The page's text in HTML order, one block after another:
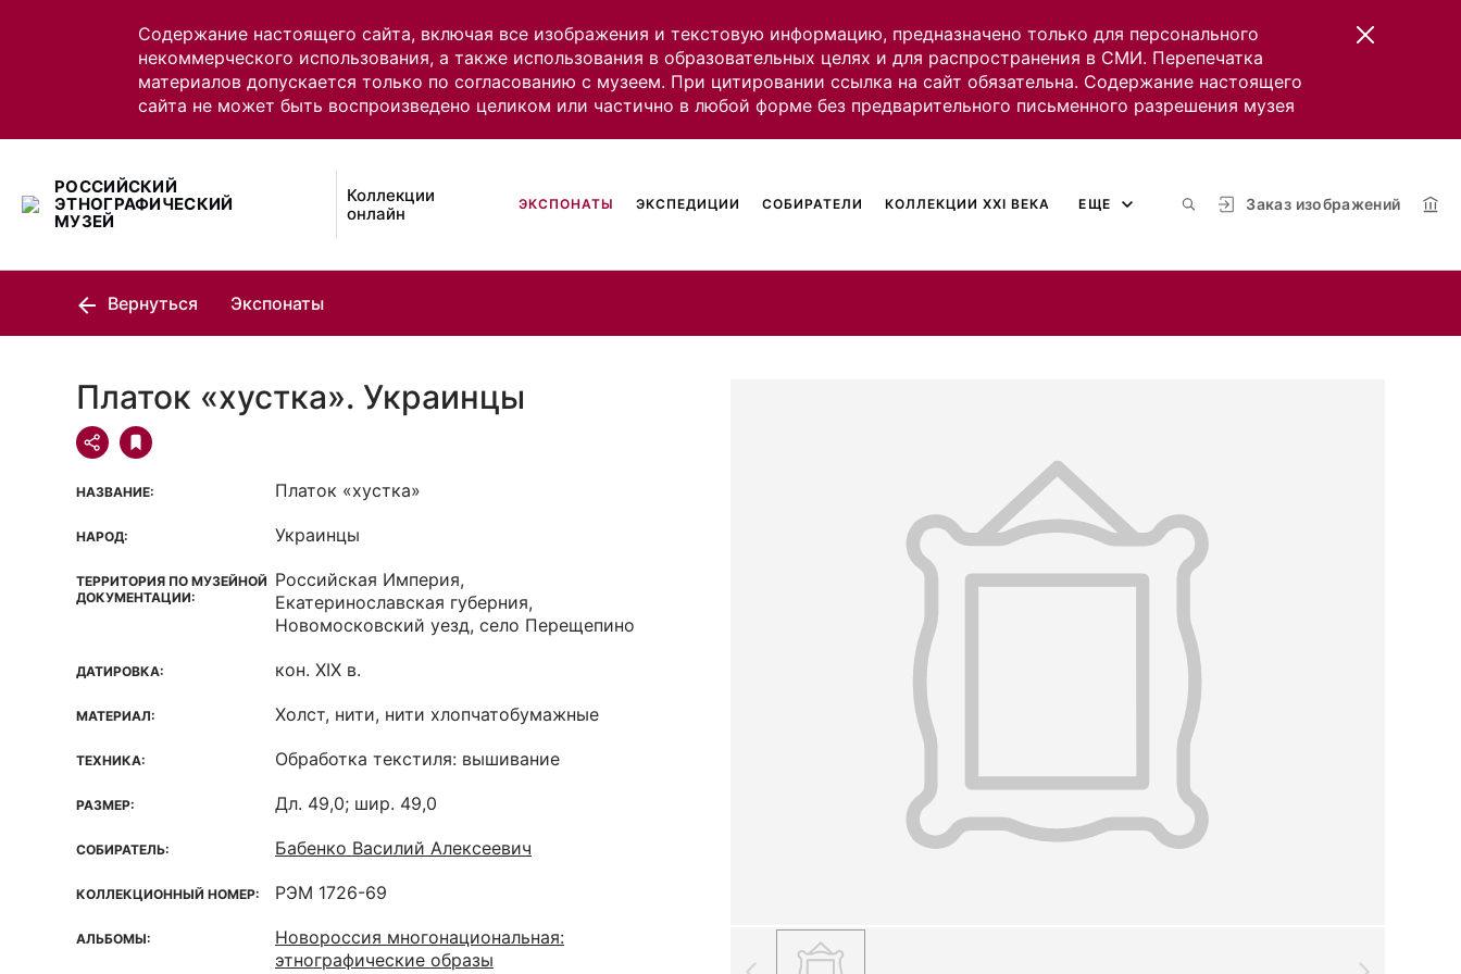
Содержание настоящего сайта, включая все изображения и текстовую информацию, предназначено только для персонального
некоммерческого использования, а также использования в образовательных целях и для распространения в СМИ. Перепечатка
материалов допускается только по согласованию с музеем. При цитировании ссылка на сайт обязательна. Содержание настоящего
сайта не может быть воспроизведено целиком или частично в любой форме без предварительного письменного разрешения музея
РОССИЙСКИЙ
ЭТНОГРАФИЧЕСКИЙ
МУЗЕЙ
Коллекции
онлайн
Заказ изображений
ЭКСПОНАТЫ ЭКСПЕДИЦИИ СОБИРАТЕЛИ КОЛЛЕКЦИИ XXI ВЕКА ЕЩЕ
Вернуться Экспонаты
Платок «хустка». Украинцы
НАЗВАНИЕ: Платок «хустка»
НАРОД: Украинцы
ТЕРРИТОРИЯ ПО МУЗЕЙНОЙ
ДОКУМЕНТАЦИИ:
Российская Империя,
Екатеринославская губерния,
Новомосковский уезд, село Перещепино
ДАТИРОВКА: кон. XIX в.
МАТЕРИАЛ: Холст, нити, нити хлопчатобумажные
ТЕХНИКА: Обработка текстиля: вышивание
РАЗМЕР: Дл. 49,0; шир. 49,0
СОБИРАТЕЛЬ: Бабенко Василий Алексеевич
КОЛЛЕКЦИОННЫЙ НОМЕР: РЭМ 1726-69
АЛЬБОМЫ:
Новороссия многонациональная:
этнографические образы